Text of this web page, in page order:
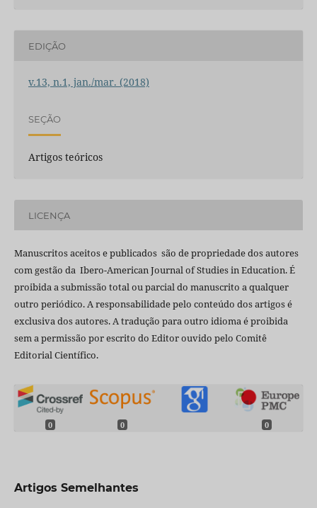
EDIÇÃO
v.13, n.1, jan./mar. (2018)
SEÇÃO
Artigos teóricos
LICENÇA
Manuscritos aceitos e publicados são de propriedade dos autores
com gestão da Ibero-American Journal of Studies in Education. É
proibida a submissão total ou parcial do manuscrito a qualquer
outro periódico. A responsabilidade pelo conteúdo dos artigos é
exclusiva dos autores. A tradução para outro idioma é proibida
sem a permissão por escrito do Editor ouvido pelo Comitê
Editorial Científico.
0 0 0
Artigos Semelhantes